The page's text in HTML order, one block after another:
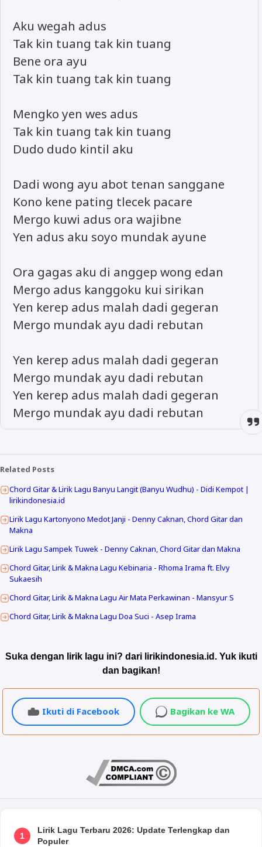
Aku wegah adus
Tak kin tuang tak kin tuang
Bene ora ayu
Tak kin tuang tak kin tuang
Mengko yen wes adus
Tak kin tuang tak kin tuang
Dudo dudo kintil aku
Dadi wong ayu abot tenan sanggane
Kono kene pating tlecek pacare
Mergo kuwi adus ora wajibne
Yen adus aku soyo mundak ayune
Ora gagas aku di anggep wong edan
Mergo adus kanggoku kui sirikan
Yen kerep adus malah dadi gegeran
Mergo mundak ayu dadi rebutan
Yen kerep adus malah dadi gegeran
Mergo mundak ayu dadi rebutan
Yen kerep adus malah dadi gegeran
Mergo mundak ayu dadi rebutan
Related Posts
Chord Gitar & Lirik Lagu Banyu Langit (Banyu Wudhu) - Didi Kempot |
lirikindonesia.id
Lirik Lagu Kartonyono Medot Janji - Denny Caknan, Chord Gitar dan
Makna
Lirik Lagu Sampek Tuwek - Denny Caknan, Chord Gitar dan Makna
Chord Gitar, Lirik & Makna Lagu Kebinaria - Rhoma Irama ft. Elvy
Sukaesih
Chord Gitar, Lirik & Makna Lagu Air Mata Perkawinan - Mansyur S
Chord Gitar, Lirik & Makna Lagu Doa Suci - Asep Irama
Suka dengan lirik lagu ini? dari lirikindonesia.id. Yuk ikuti
dan bagikan!
Ikuti di Facebook Bagikan ke WA
1
Lirik Lagu Terbaru 2026: Update Terlengkap dan
Populer